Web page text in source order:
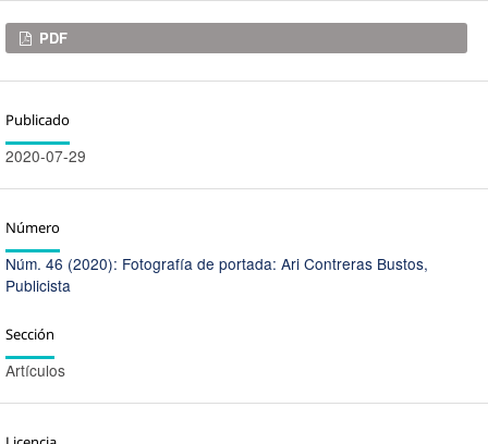
Descargas
PDF
Publicado
2020-07-29
Número
Núm. 46 (2020): Fotografía de portada: Ari Contreras Bustos,
Publicista
Sección
Artículos